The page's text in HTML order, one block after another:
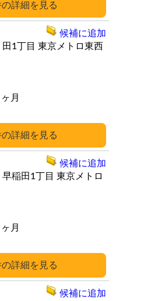
詳細
詳細
田1丁目 東京メトロ東西
ヶ月
候補に追加
詳細
早稲田1丁目 東京メトロ
ヶ月
候補に追加
候補に追加